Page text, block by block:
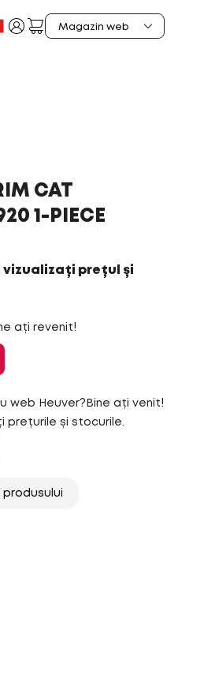
CAT
1-PIECE
prețul și
ați revenit!
web Heuver?Bine ați venit!
prețurile și stocurile.